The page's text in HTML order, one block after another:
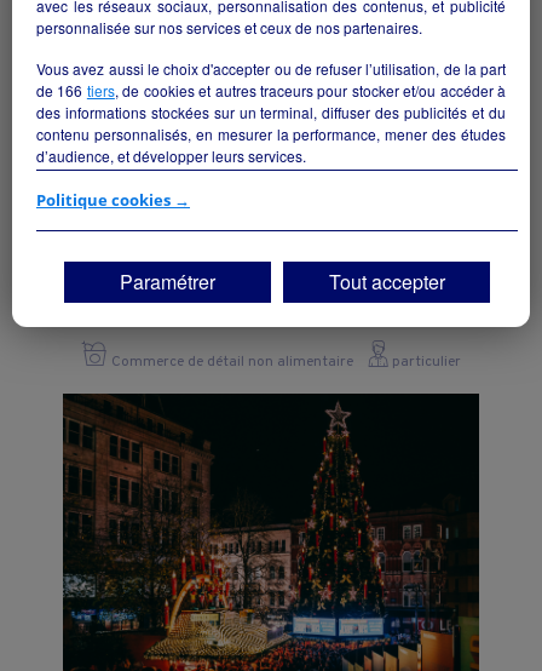
fleuriste dynamique
Menneval - 27300
Commerce de détail non alimentaire particulier
avec les réseaux sociaux, personnalisation des contenus, et publicité
personnalisée sur nos services et ceux de nos partenaires.
Vous avez aussi le choix d'accepter ou de refuser l’utilisation, de la part
de 166 tiers, de cookies et autres traceurs pour stocker et/ou accéder à
des informations stockées sur un terminal, diffuser des publicités et du
contenu personnalisés, en mesurer la performance, mener des études
d’audience, et développer leurs services.
Si vous continuez sans accepter, les fonctionnalités liées à la
vos centres d'intérêt. Seuls lescookies/traceurs techniquesseront
déposés et lus sur votre terminal.
Vous pouvez exprimer vos choix en cliquant sur "Tout accepter",
"Continuer sans accepter" ou "Paramétrer", et les modifier à tout
moment en cliquant sur le lien "Paramétrez vos choix" situé en bas de
page.
Politique cookies →
Paramétrer Tout accepter